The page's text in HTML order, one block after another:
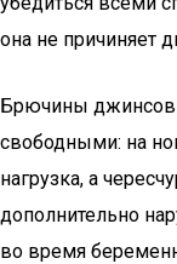
она не причиняет
Брючины
свободными: на
нагрузка, а
дополнительно
во время